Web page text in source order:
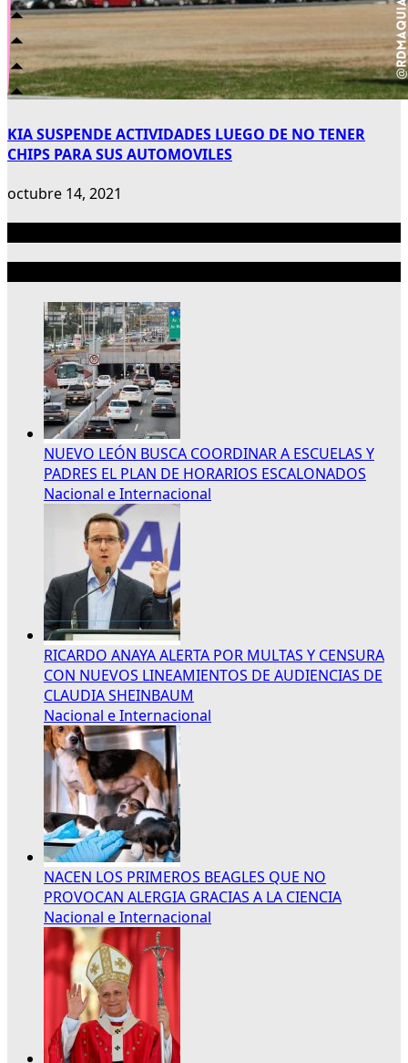
KIA SUSPENDE ACTIVIDADES LUEGO DE NO TENER
CHIPS PARA SUS AUTOMOVILES
octubre 14, 2021
NUEVO LEÓN BUSCA COORDINAR A ESCUELAS Y
PADRES EL PLAN DE HORARIOS ESCALONADOS
Nacional e Internacional
RICARDO ANAYA ALERTA POR MULTAS Y CENSURA
CON NUEVOS LINEAMIENTOS DE AUDIENCIAS DE
CLAUDIA SHEINBAUM
Nacional e Internacional
NACEN LOS PRIMEROS BEAGLES QUE NO
PROVOCAN ALERGIA GRACIAS A LA CIENCIA
Nacional e Internacional